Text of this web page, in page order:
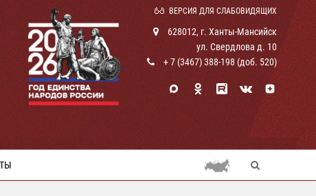
ВЕРСИЯ ДЛЯ СЛАБОВИДЯЩИХ
628012, г. Ханты-Мансийск
ул. Свердлова д. 10
+ 7 (3467) 388-198 (доб. 520)